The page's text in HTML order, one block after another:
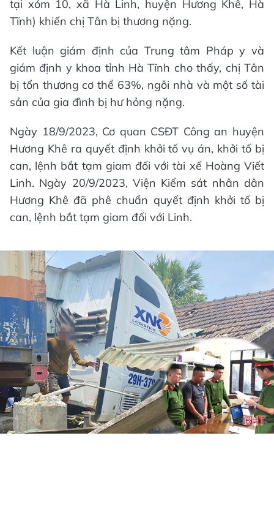
tại xóm 10, xã Hà Linh, huyện Hương Khê, Hà
Tĩnh) khiến chị Tân bị thương nặng.
Kết luận giám định của Trung tâm Pháp y và
giám định y khoa tỉnh Hà Tĩnh cho thấy, chị Tân
bị tổn thương cơ thể 63%, ngôi nhà và một số tài
sản của gia đình bị hư hỏng nặng.
Ngày 18/9/2023, Cơ quan CSĐT Công an huyện
Hương Khê ra quyết định khởi tố vụ án, khởi tố bị
can, lệnh bắt tạm giam đối với tài xế Hoàng Viết
Linh. Ngày 20/9/2023, Viện Kiểm sát nhân dân
Hương Khê đã phê chuẩn quyết định khởi tố bị
can, lệnh bắt tạm giam đối với Linh.